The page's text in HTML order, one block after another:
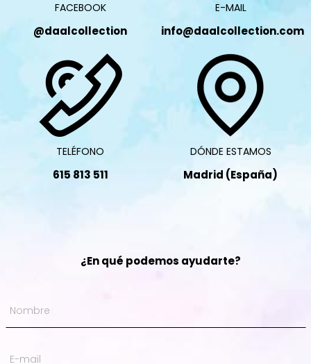
FACEBOOK
@daalcollection
E-MAIL
info@daalcollection.com
TELÉFONO
615 813 511
DÓNDE ESTAMOS
Madrid (España)
¿En qué podemos ayudarte?